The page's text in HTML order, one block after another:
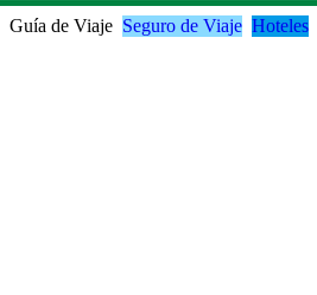
Guía de Viaje Seguro de Viaje Hoteles